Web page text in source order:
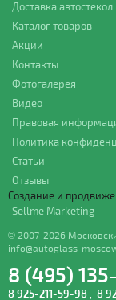
Доставка автостекол
Каталог товаров
Акции
Контакты
Фотогалерея
Видео
Правовая
Политика
Статьи
Отзывы
Создание и
Sellme Marketing
© 2007-2026
info@autoglass-
8 (495)
8 925-211-59-98 , 8